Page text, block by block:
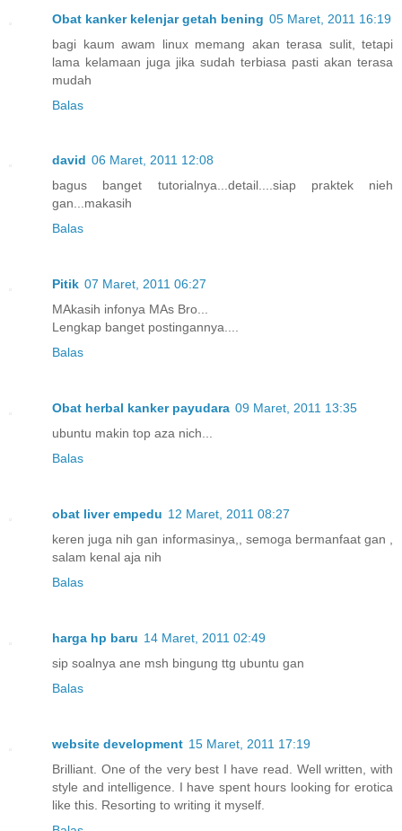
Obat kanker kelenjar getah bening 05 Maret, 2011 16:19
bagi kaum awam linux memang akan terasa sulit, tetapi
lama kelamaan juga jika sudah terbiasa pasti akan terasa
mudah
Balas
david 06 Maret, 2011 12:08
bagus banget tutorialnya...detail....siap praktek nieh
gan...makasih
Balas
Pitik 07 Maret, 2011 06:27
MAkasih infonya MAs Bro...
Lengkap banget postingannya....
Balas
Obat herbal kanker payudara 09 Maret, 2011 13:35
ubuntu makin top aza nich...
Balas
obat liver empedu 12 Maret, 2011 08:27
keren juga nih gan informasinya,, semoga bermanfaat gan ,
salam kenal aja nih
Balas
harga hp baru 14 Maret, 2011 02:49
sip soalnya ane msh bingung ttg ubuntu gan
Balas
website development 15 Maret, 2011 17:19
Brilliant. One of the very best I have read. Well written, with
style and intelligence. I have spent hours looking for erotica
like this. Resorting to writing it myself.